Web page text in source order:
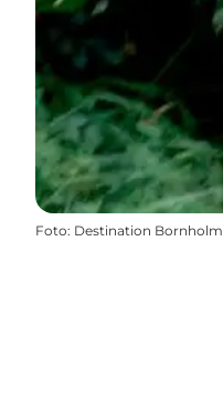
Foto: Destination Bornholm